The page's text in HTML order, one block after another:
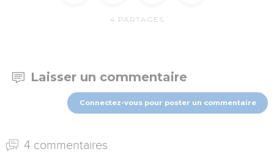
4 PARTAGES
Laisser un commentaire
Connectez-vous pour poster un commentaire
4 commentaires